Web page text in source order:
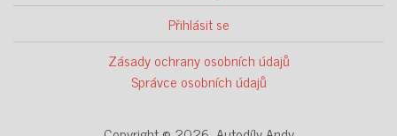
Přihlásit se
Zásady ochrany osobních údajů
Správce osobních údajů